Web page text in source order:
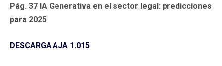
Pág. 37 IA Generativa en el sector legal: predicciones
para 2025
DESCARGA AJA 1.015